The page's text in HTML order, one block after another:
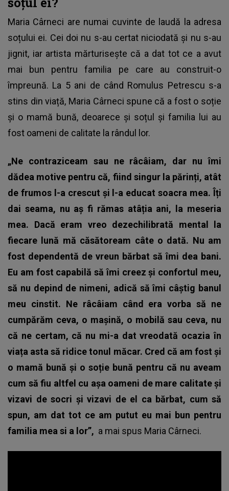
Maria Cârneci are numai cuvinte de laudă la adresa
soțului ei. Cei doi nu s-au certat niciodată și nu s-au
jignit, iar artista mărturisește că a dat tot ce a avut
mai bun pentru familia pe care au construit-o
împreună. La 5 ani de când Romulus Petrescu s-a
stins din viață, Maria Cârneci spune că a fost o soție
și o mamă bună, deoarece și soțul și familia lui au
fost oameni de calitate la rândul lor.
„Ne contraziceam sau ne râcâiam, dar nu îmi
dădea motive pentru că, fiind singur la părinți, atât
de frumos l-a crescut și l-a educat soacra mea. Îți
dai seama, nu aș fi rămas atâția ani, la meseria
mea. Dacă eram vreo dezechilibrată mental la
fiecare lună mă căsătoream câte o dată. Nu am
fost dependentă de vreun bărbat să îmi dea bani.
Eu am fost capabilă să îmi creez și confortul meu,
să nu depind de nimeni, adică să îmi câștig banul
meu cinstit. Ne râcâiam când era vorba să ne
cumpărăm ceva, o mașină, o mobilă sau ceva, nu
că ne certam, că nu mi-a dat vreodată ocazia în
viața asta să ridice tonul măcar. Cred că am fost și
o mamă bună și o soție bună pentru că nu aveam
cum să fiu altfel cu așa oameni de mare calitate și
vizavi de socri și vizavi de el ca bărbat, cum să
spun, am dat tot ce am putut eu mai bun pentru
familia mea si a lor”, a mai spus Maria Cârneci.